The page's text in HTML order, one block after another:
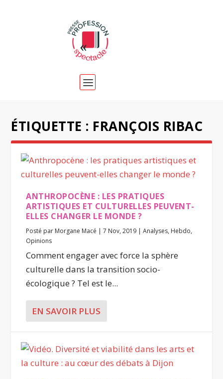
ÉTIQUETTE : FRANÇOIS RIBAC
ANTHROPOCÈNE : LES PRATIQUES
ARTISTIQUES ET CULTURELLES PEUVENT-
ELLES CHANGER LE MONDE ?
Posté par Morgane Macé |7 Nov, 2019 |Analyses, Hebdo,
Opinions
Comment engager avec force la sphère
culturelle dans la transition socio-
écologique ? Tel est le...
EN SAVOIR PLUS